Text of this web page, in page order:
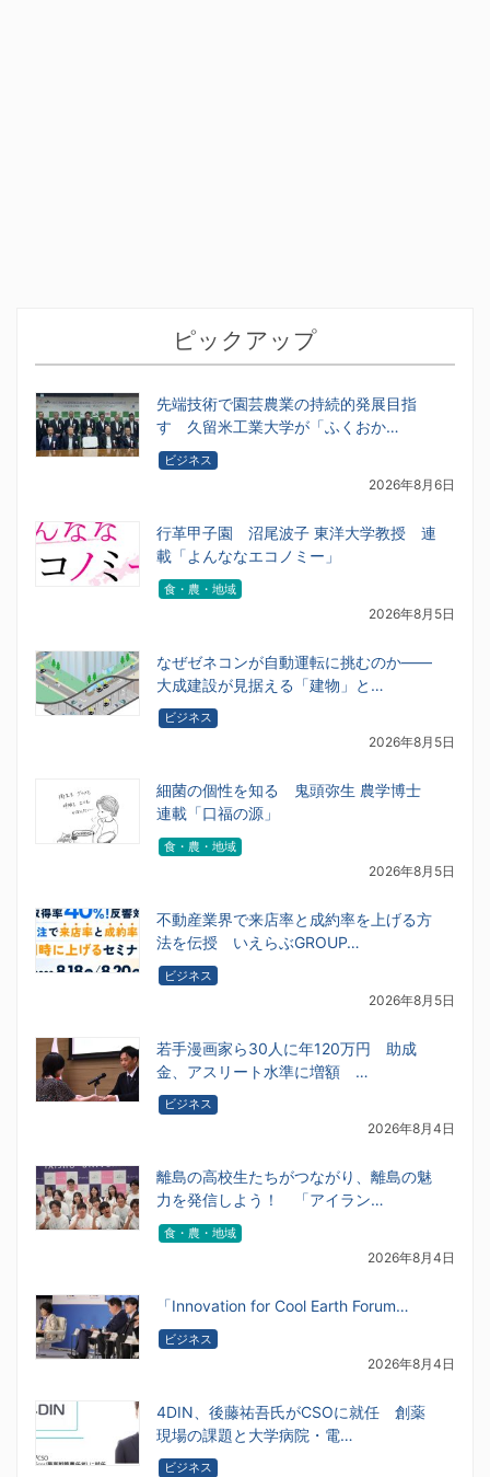
ピックアップ
先端技術で園芸農業の持続的発展目指
す 久留米工業大学が「ふくおか…
ビジネス
2026年8月6日
行革甲子園 沼尾波子 東洋大学教授 連
載「よんななエコノミー」
食・農・地域
2026年8月5日
なぜゼネコンが自動運転に挑むのか――
大成建設が見据える「建物」と…
ビジネス
2026年8月5日
細菌の個性を知る 鬼頭弥生 農学博士
連載「口福の源」
食・農・地域
2026年8月5日
不動産業界で来店率と成約率を上げる方
法を伝授 いえらぶGROUP…
ビジネス
2026年8月5日
若手漫画家ら30人に年120万円 助成
金、アスリート水準に増額 …
ビジネス
2026年8月4日
離島の高校生たちがつながり、離島の魅
力を発信しよう！ 「アイラン…
食・農・地域
2026年8月4日
「Innovation for Cool Earth Forum…
ビジネス
2026年8月4日
4DIN、後藤祐吾氏がCSOに就任 創薬
現場の課題と大学病院・電…
ビジネス